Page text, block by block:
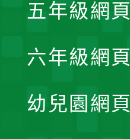
五年級網頁
六年級網頁
幼兒園網頁